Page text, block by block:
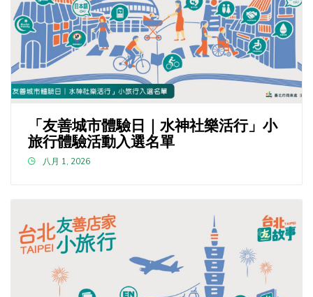
「友善城市體驗日｜水神社樂活行」小
旅行體驗活動入選名單
八月 1, 2026